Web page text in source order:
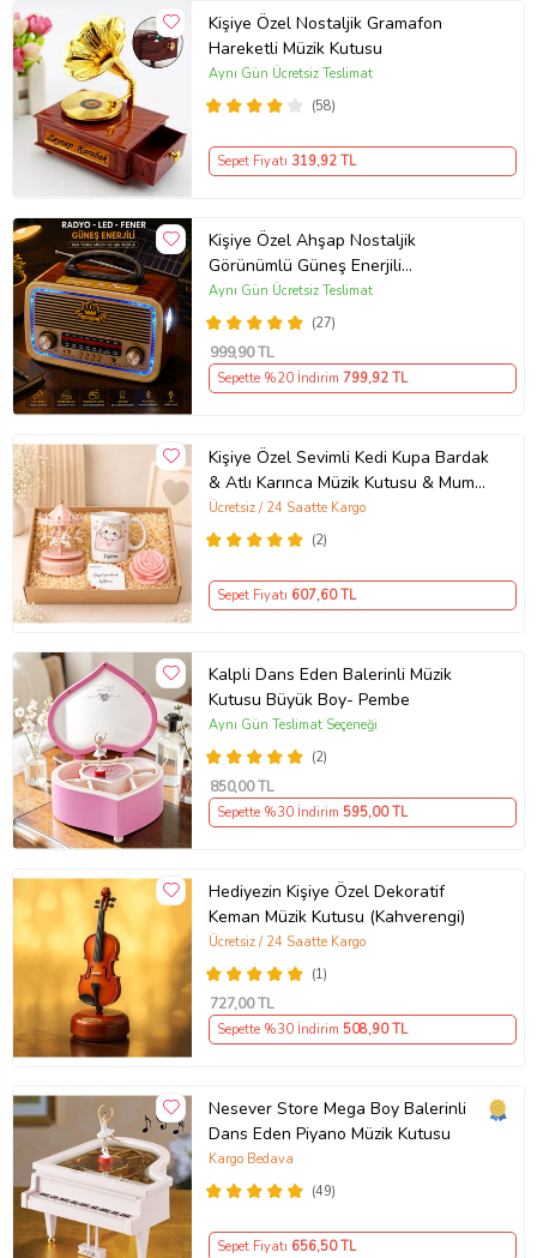
Kişiye Özel Nostaljik Gramafon
Hareketli Müzik Kutusu
(58)
Aynı Gün Ücretsiz Teslimat
Sepet Fiyatı 319,92 TL
Kişiye Özel Ahşap Nostaljik
Görünümlü Güneş Enerjili
Bluetoothlu Ledli Radyo
(27)
Aynı Gün Ücretsiz Teslimat
999,90 TL
Sepette %20 İndirim 799,92 TL
Kişiye Özel Sevimli Kedi Kupa Bardak
& Atlı Karınca Müzik Kutusu & Mum
Hediye Kutusu
(2)
Ücretsiz / 24 Saatte Kargo
Sepet Fiyatı 607,60 TL
Kalpli Dans Eden Balerinli Müzik
Kutusu Büyük Boy- Pembe
(2)
Aynı Gün Teslimat Seçeneği
850,00 TL
Sepette %30 İndirim 595,00 TL
Hediyezin Kişiye Özel Dekoratif
Keman Müzik Kutusu (Kahverengi)
(1)
Ücretsiz / 24 Saatte Kargo
727,00 TL
Sepette %30 İndirim 508,90 TL
Nesever Store Mega Boy Balerinli
Dans Eden Piyano Müzik Kutusu
(49)
Kargo Bedava
Sepet Fiyatı 656,50 TL